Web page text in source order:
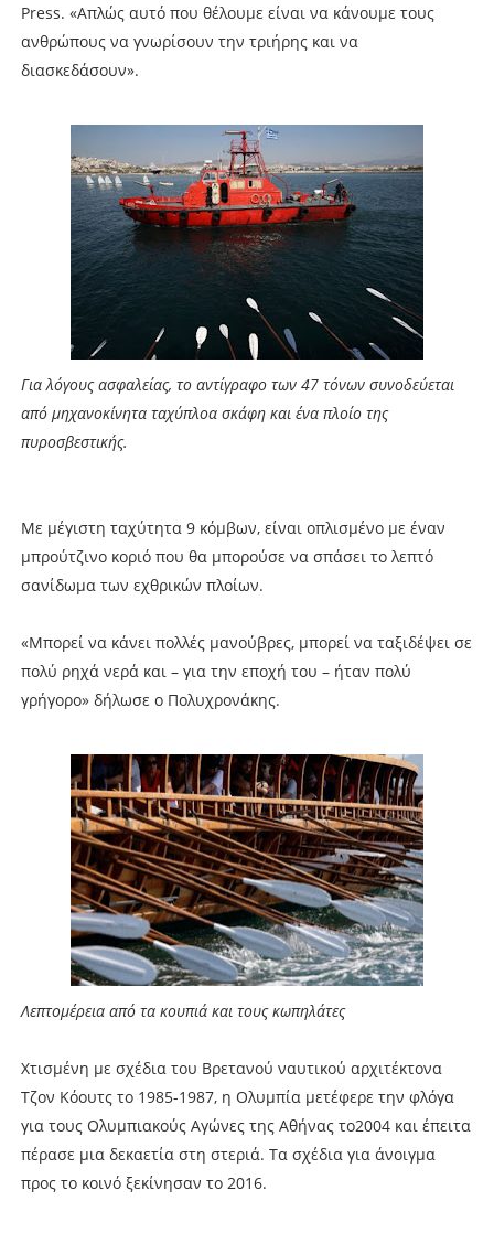
Press. «Απλώς αυτό που θέλουμε είναι να κάνουμε τους
ανθρώπους να γνωρίσουν την τριήρης και να
διασκεδάσουν».
Για λόγους ασφαλείας, το αντίγραφο των 47 τόνων συνοδεύεται
από μηχανοκίνητα ταχύπλοα σκάφη και ένα πλοίο της
πυροσβεστικής.
Με μέγιστη ταχύτητα 9 κόμβων, είναι οπλισμένο με έναν
μπρούτζινο κοριό που θα μπορούσε να σπάσει το λεπτό
σανίδωμα των εχθρικών πλοίων.
«Μπορεί να κάνει πολλές μανούβρες, μπορεί να ταξιδέψει σε
πολύ ρηχά νερά και – για την εποχή του – ήταν πολύ
γρήγορο» δήλωσε ο Πολυχρονάκης.
Λεπτομέρεια από τα κουπιά και τους κωπηλάτες
Χτισμένη με σχέδια του Βρετανού ναυτικού αρχιτέκτονα
Τζον Κόουτς το 1985-1987, η Ολυμπία μετέφερε την φλόγα
για τους Ολυμπιακούς Αγώνες της Αθήνας το2004 και έπειτα
πέρασε μια δεκαετία στη στεριά. Τα σχέδια για άνοιγμα
προς το κοινό ξεκίνησαν το 2016.